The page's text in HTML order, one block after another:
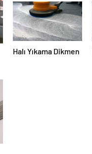
Halı Yıkama Dikmen